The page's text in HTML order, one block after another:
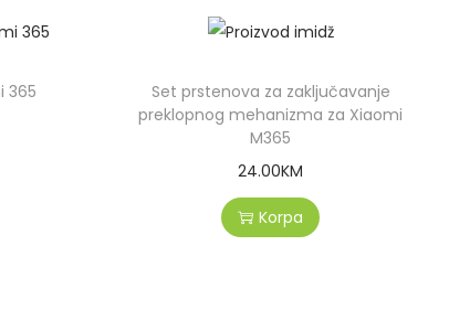
365
Set prstenova za zaključavanje
preklopnog mehanizma za Xiaomi
M365
24.00KM
Korpa